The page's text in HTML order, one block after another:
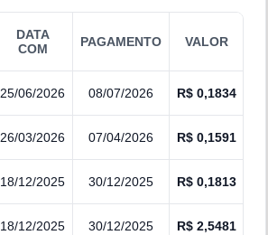
DATA
COM
PAGAMENTO VALOR
25/06/2026 08/07/2026 R$ 0,1834
26/03/2026 07/04/2026 R$ 0,1591
18/12/2025 30/12/2025 R$ 0,1813
18/12/2025 30/12/2025 R$ 2,5481